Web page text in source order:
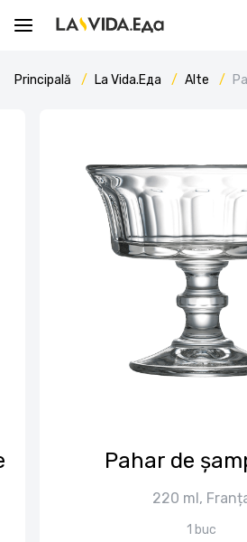
Principală La Vida.Еда Alte
Pahar de
220 ml,
1 buc